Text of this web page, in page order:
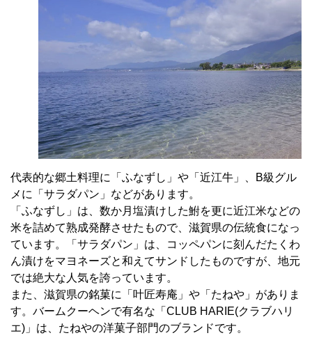
代表的な郷土料理に「ふなずし」や「近江牛」、B級グル
メに「サラダパン」などがあります。
「ふなずし」は、数か月塩漬けした鮒を更に近江米などの
米を詰めて熟成発酵させたもので、滋賀県の伝統食になっ
ています。「サラダパン」は、コッペパンに刻んだたくわ
ん漬けをマヨネーズと和えてサンドしたものですが、地元
では絶大な人気を誇っています。
また、滋賀県の銘菓に「叶匠寿庵」や「たねや」がありま
す。バームクーヘンで有名な「CLUB HARIE(クラブハリ
エ)」は、たねやの洋菓子部門のブランドです。